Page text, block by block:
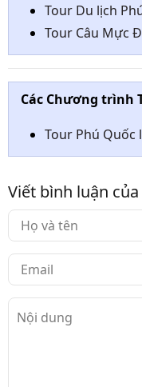
Tour Du lịch
Tour Câu Mực
Các Chương trình
Tour Phú Quốc
Viết bình luận